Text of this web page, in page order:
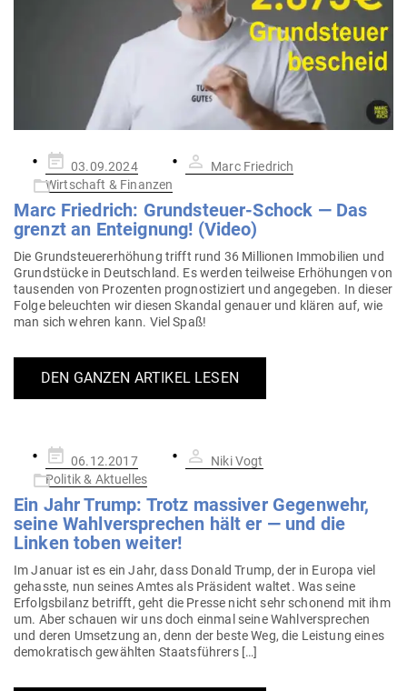
Gepostet
am
03.09.2024
Marc Friedrich
Wirtschaft & Finanzen
Marc Friedrich: Grund­steuer-Schock — Das
grenzt an Ent­eignung! (Video)
Die Grund­steu­er­erhöhung trifft rund 36 Mil­lionen Immo­bilien und
Grund­stücke in Deutschland. Es werden teil­weise Erhö­hungen von
tau­senden von Pro­zenten pro­gnos­ti­ziert und ange­geben. In dieser
Folge beleuchten wir diesen Skandal genauer und klären auf, wie
man sich wehren kann. Viel Spaß!
DEN GANZEN ARTIKEL LESEN
Gepostet
am
06.12.2017
Niki Vogt
Politik & Aktuelles
Ein Jahr Trump: Trotz mas­siver Gegenwehr,
seine Wahl­ver­sprechen hält er — und die
Linken toben weiter!
Im Januar ist es ein Jahr, dass Donald Trump, der in Europa viel
gehasste, nun seines Amtes als Prä­sident waltet. Was seine
Erfolgs­bilanz betrifft, geht die Presse nicht sehr schonend mit ihm
um. Aber schauen wir uns doch einmal seine Wahl­ver­sprechen
und deren Umsetzung an, denn der beste Weg, die Leistung eines
demo­kra­tisch gewählten Staatsführers […]